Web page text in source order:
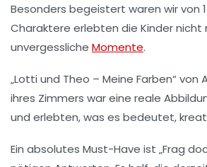
Besonders begeistert waren wir von
Charaktere erlebten die Kinder
unvergessliche Momente.
„Lotti und Theo – Meine Farben“ von
ihres Zimmers war eine reale
und erlebten, was es bedeutet,
Ein absolutes Must-Have ist „Frag